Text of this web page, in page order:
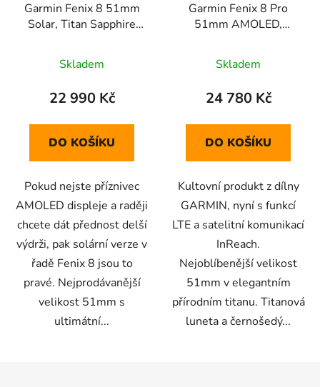
Garmin Fenix 8 51mm
Solar, Titan Sapphire
Skladem
22 990 Kč
DO KOŠÍKU
Pokud nejste příznivec
AMOLED displeje a raději
chcete dát přednost delší
výdrži, pak solární verze v
řadě Fenix 8 jsou to
pravé. Nejprodávanější
velikost 51mm s
ultimátní...
Garmin Fenix 8 Pro
51mm AMOLED,
Skladem
24 780 Kč
DO KOŠÍKU
Kultovní produkt z dílny
GARMIN, nyní s funkcí
LTE a satelitní komunikací
InReach.
Nejoblíbenější velikost
51mm v elegantním
přírodním titanu. Titanová
luneta a černošedý...